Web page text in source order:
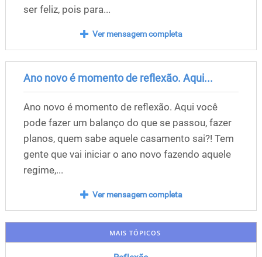
ser feliz, pois para...
Ver mensagem completa
Ano novo é momento de reflexão. Aqui...
Ano novo é momento de reflexão. Aqui você
pode fazer um balanço do que se passou, fazer
planos, quem sabe aquele casamento sai?! Tem
gente que vai iniciar o ano novo fazendo aquele
regime,...
Ver mensagem completa
MAIS TÓPICOS